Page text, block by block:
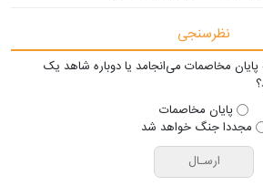
نظرسنجی
پایان مخاصمات می‌انجامد یا دوباره شاهد یک
پایان مخاصمات
مجددا جنگ خواهد شد